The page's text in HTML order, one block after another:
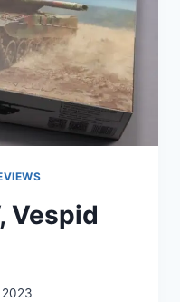
Vespid